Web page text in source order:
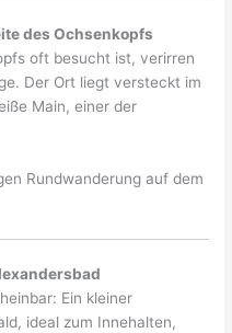
des Ochsenkopfs
oft besucht ist, verirren
Der Ort liegt versteckt im
Main, einer der
Rundwanderung auf dem
Ein kleiner
ideal zum Innehalten,